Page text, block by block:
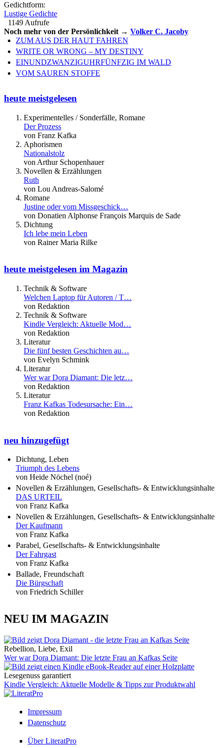
Gedichtform:
Lustige Gedichte
1149 Aufrufe
Noch mehr von der Persönlichkeit → Volker C. Jacoby
ZUM AUS DER HAUT FAHREN
WRITE OR WRONG – MY DESTINY
EINUNDZWANZIGUHRFÜNFZIG IM WALD
VOM SAUREN STOFFE
heute meistgelesen
Experimentelles / Sonderfälle, Romane
Der Prozess
von Franz Kafka
Aphorismen
Nationalstolz
von Arthur Schopenhauer
Novellen & Erzählungen
Ruth
von Lou Andreas-Salomé
Romane
Justine oder vom Missgeschick…
von Donatien Alphonse François Marquis de Sade
Dichtung
Ich lebe mein Leben
von Rainer Maria Rilke
heute meistgelesen im Magazin
Technik & Software
Welchen Laptop für Autoren / T…
von Redaktion
Technik & Software
Kindle Vergleich: Aktuelle Mod…
von Redaktion
Literatur
Die fünf besten Geschichten au…
von Evelyn Schmink
Literatur
Wer war Dora Diamant: Die letz…
von Redaktion
Literatur
Franz Kafkas Todesursache: Ein…
von Redaktion
neu hinzugefügt
Dichtung, Leben
Triumph des Lebens
von Heide Nöchel (noé)
Novellen & Erzählungen, Gesellschafts- & Entwicklungsinhalte
DAS URTEIL
von Franz Kafka
Novellen & Erzählungen, Gesellschafts- & Entwicklungsinhalte
Der Kaufmann
von Franz Kafka
Parabel, Gesellschafts- & Entwicklungsinhalte
Der Fahrgast
von Franz Kafka
Ballade, Freundschaft
Die Bürgschaft
von Friedrich Schiller
NEU IM MAGAZIN
Rebellion, Liebe, Exil
Wer war Dora Diamant: Die letzte Frau an Kafkas Seite
Lesegenuss garantiert
Kindle Vergleich: Aktuelle Modelle & Tipps zur Produktwahl
Impressum
Datenschutz
Über LiteratPro